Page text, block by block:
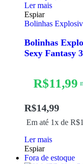
Ler mais
Espiar
Bolinhas
Bolinhas
Sexy Fantasy
R$14,99
Em até 1x de R$
R$11,99
Ler mais
Espiar
Fora de estoque